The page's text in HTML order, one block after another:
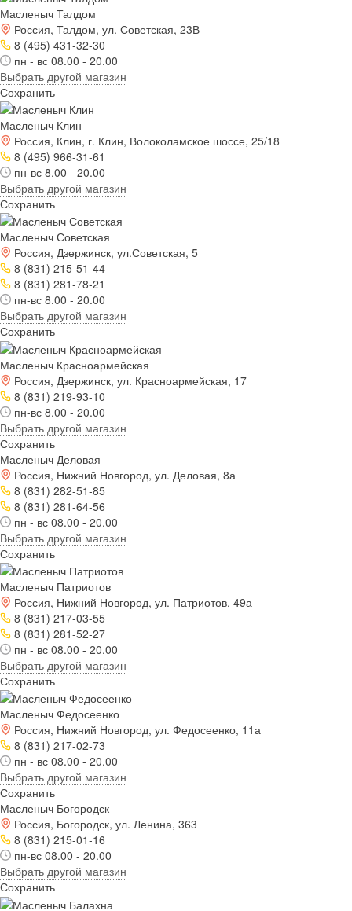
Масленыч Талдом
Россия, Талдом, ул. Советская, 23В
8 (495) 431-32-30
пн - вс 08.00 - 20.00
Выбрать другой магазин
Сохранить
Масленыч Клин
Россия, Клин, г. Клин, Волоколамское шоссе, 25/18
8 (495) 966-31-61
пн-вс 8.00 - 20.00
Выбрать другой магазин
Сохранить
Масленыч Советская
Россия, Дзержинск, ул.Советская, 5
8 (831) 215-51-44
8 (831) 281-78-21
пн-вс 8.00 - 20.00
Выбрать другой магазин
Сохранить
Масленыч Красноармейская
Россия, Дзержинск, ул. Красноармейская, 17
8 (831) 219-93-10
пн-вс 8.00 - 20.00
Выбрать другой магазин
Сохранить
Масленыч Деловая
Россия, Нижний Новгород, ул. Деловая, 8а
8 (831) 282-51-85
8 (831) 281-64-56
пн - вс 08.00 - 20.00
Выбрать другой магазин
Сохранить
Масленыч Патриотов
Россия, Нижний Новгород, ул. Патриотов, 49а
8 (831) 217-03-55
8 (831) 281-52-27
пн - вс 08.00 - 20.00
Выбрать другой магазин
Сохранить
Масленыч Федосеенко
Россия, Нижний Новгород, ул. Федосеенко, 11а
8 (831) 217-02-73
пн - вс 08.00 - 20.00
Выбрать другой магазин
Сохранить
Масленыч Богородск
Россия, Богородск, ул. Ленина, 363
8 (831) 215-01-16
пн-вс 08.00 - 20.00
Выбрать другой магазин
Сохранить